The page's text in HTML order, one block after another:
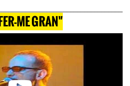
ME GRAN"